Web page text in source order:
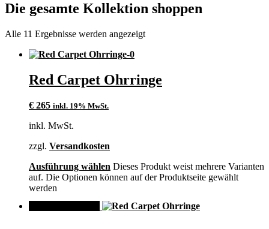
Die gesamte Kollektion shoppen
Alle 11 Ergebnisse werden angezeigt
Red Carpet Ohrringe
€ 265 inkl. 19% MwSt.
inkl. MwSt.
zzgl. Versandkosten
Ausführung wählen Dieses Produkt weist mehrere Varianten
auf. Die Optionen können auf der Produktseite gewählt
werden